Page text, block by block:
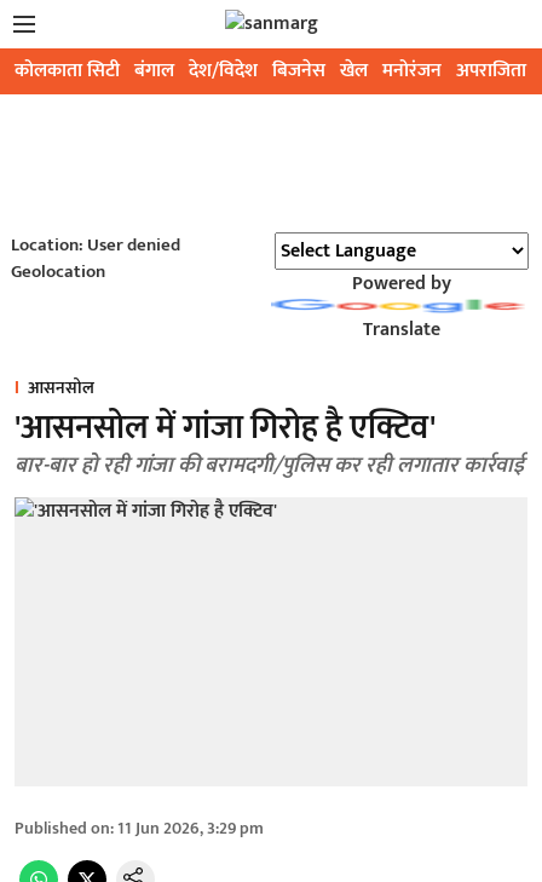
कोलकाता सिटी बंगाल देश/विदेश बिजनेस खेल मनोरंजन अपराजिता
Location: User denied
Geolocation
Powered by
Translate
आसनसोल
'आसनसोल में गांजा गिरोह है एक्टिव'
बार-बार हो रही गांजा की बरामदगी/पुलिस कर रही लगातार कार्रवाई
Published on:11 Jun 2026, 3:29 pm